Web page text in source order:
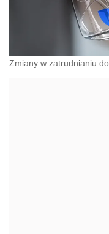
Zmiany w zatrudnianiu